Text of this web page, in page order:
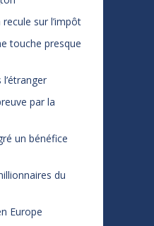
sur l’impôt
touche presque
par la
un bénéfice
du
Europe